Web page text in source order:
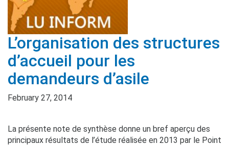
L’organisation des structures
d’accueil pour les
demandeurs d’asile
February 27, 2014
La présente note de synthèse donne un bref aperçu des
principaux résultats de l’étude réalisée en 2013 par le Point